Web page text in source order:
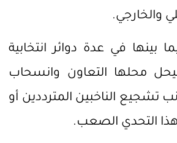
والخارجي.
في عدة دوائر انتخابية
محلها التعاون وانسحاب
الناخبين المترددين أو
التحدي الصعب.